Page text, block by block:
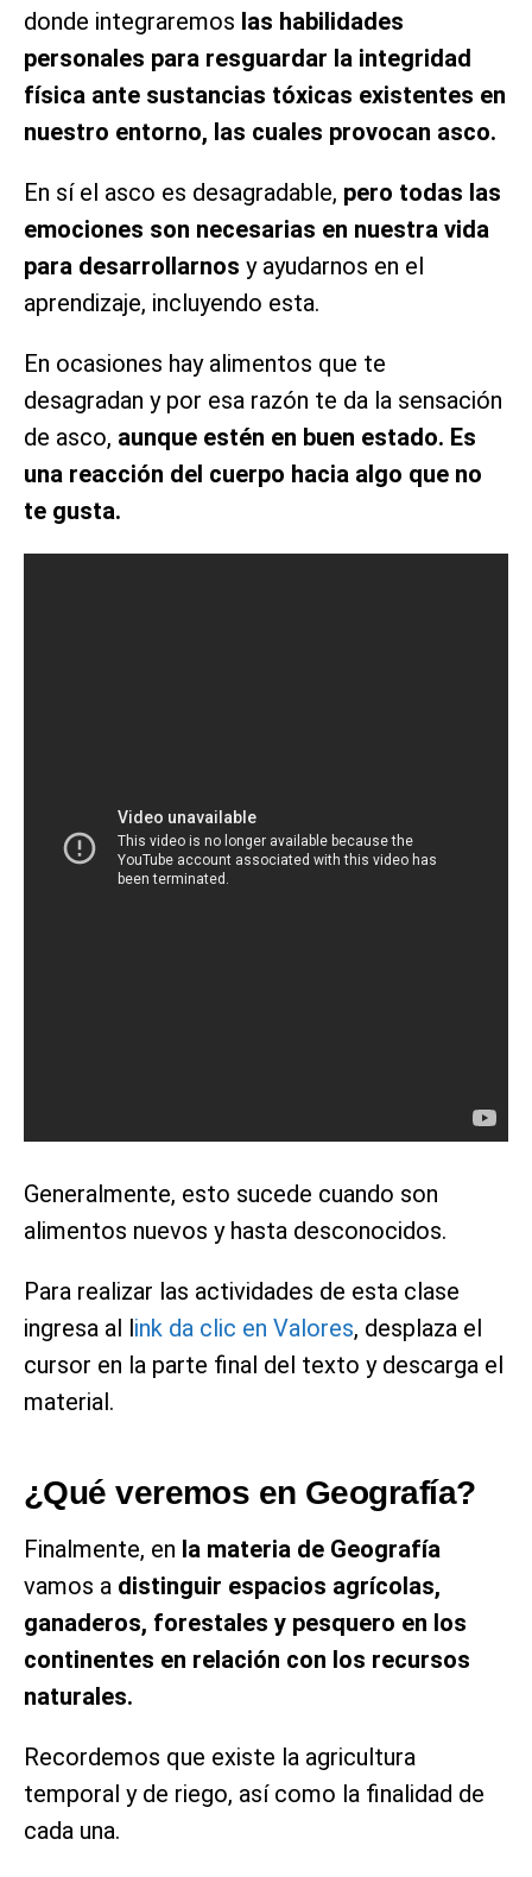
donde integraremos las habilidades
personales para resguardar la integridad
física ante sustancias tóxicas existentes en
nuestro entorno, las cuales provocan asco.
En sí el asco es desagradable, pero todas las
emociones son necesarias en nuestra vida
para desarrollarnos y ayudarnos en el
aprendizaje, incluyendo esta.
En ocasiones hay alimentos que te
desagradan y por esa razón te da la sensación
de asco, aunque estén en buen estado. Es
una reacción del cuerpo hacia algo que no
te gusta.
Generalmente, esto sucede cuando son
alimentos nuevos y hasta desconocidos.
Para realizar las actividades de esta clase
ingresa al link da clic en Valores, desplaza el
cursor en la parte final del texto y descarga el
material.
¿Qué veremos en Geografía?
Finalmente, en la materia de Geografía
vamos a distinguir espacios agrícolas,
ganaderos, forestales y pesquero en los
continentes en relación con los recursos
naturales.
Recordemos que existe la agricultura
temporal y de riego, así como la finalidad de
cada una.